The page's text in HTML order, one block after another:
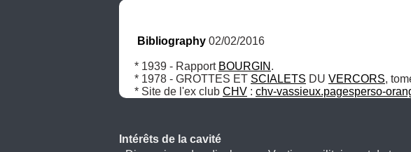
Bibliography 02/02/2016
* 1939 - Rapport BOURGIN .
* 1978 - GROTTES ET SCIALETS DU VERCORS,
* Site de l'ex club CHV : chv-vassieux.pagesperso-
Intérêts de la cavité